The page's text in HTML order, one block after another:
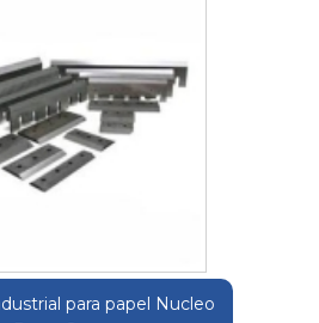
para papel Nucleo